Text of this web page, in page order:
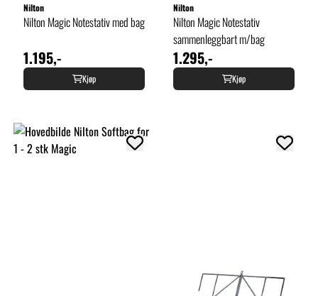
Nilton
Nilton Magic Notestativ med bag
1.195,-
Kjøp
Nilton
Nilton Magic Notestativ
sammenleggbart m/bag
1.295,-
Kjøp